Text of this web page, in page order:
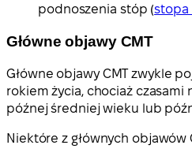
podnoszenia stóp (stopa
Główne objawy CMT
Główne objawy CMT zwykle
rokiem życia, chociaż czasami
późnej średniej wieku lub
Niektóre z głównych objawów